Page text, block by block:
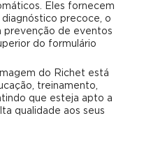
Eles fornecem
precoce, o
prevenção de eventos
do formulário
do Richet está
treinamento,
que esteja apto a
qualidade aos seus